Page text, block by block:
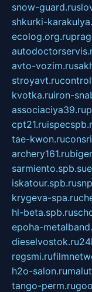
snow-guard.ru
shkurki-
ecolog.org.ru
avto-vozim.ru
stroyavt.ru
kvotka.ruiron-
associaciya39.ru
cpt21.ru
tae-kwon.ru
archery161.ru
sarmiento.spb.su
iskatour.spb.ru
krygeva-spa.ru
hl-beta.spb.ru
epoha-
dieselvostok.ru
regsmi.ru
h2o-salon.ru
tango-perm.ru